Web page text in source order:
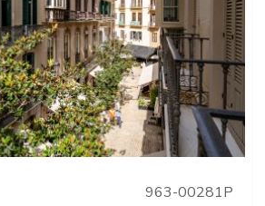
963-00281P